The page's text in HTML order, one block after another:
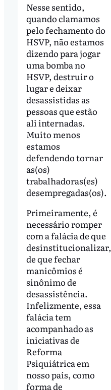
Nesse sentido,
quando clamamos
pelo fechamento do
HSVP, não estamos
dizendo para jogar
uma bomba no
HSVP, destruir o
lugar e deixar
desassistidas as
pessoas que estão
ali internadas.
Muito menos
estamos
defendendo tornar
as(os)
trabalhadoras(es)
desempregadas(os).
Primeiramente, é
necessário romper
com a falácia de que
desinstitucionalizar,
de que fechar
manicômios é
sinônimo de
desassistência.
Infelizmente, essa
falácia tem
acompanhado as
iniciativas de
Reforma
Psiquiátrica em
nosso país, como
forma de